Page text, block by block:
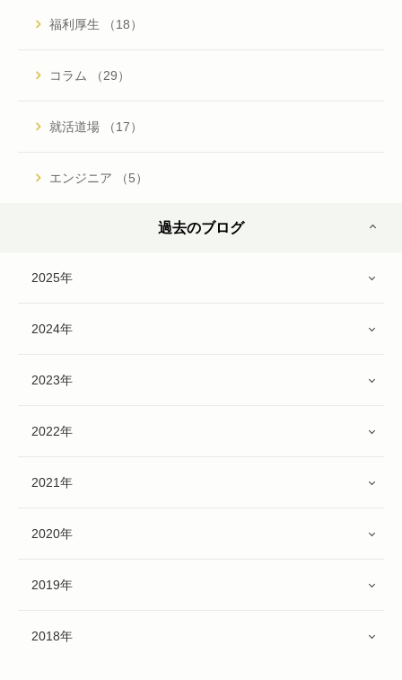
福利厚生 （18）
コラム （29）
就活道場 （17）
エンジニア （5）
過去のブログ
2025年
2024年
2023年
2022年
2021年
2020年
2019年
2018年